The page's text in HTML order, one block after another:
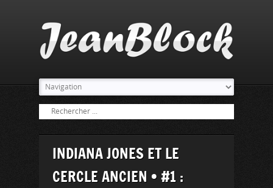
INDIANA JONES ET LE
CERCLE ANCIEN • #1 :